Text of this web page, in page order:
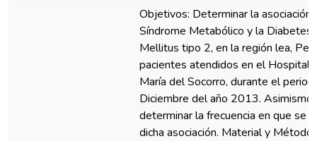
Objetivos: Determinar la asociación
Síndrome Metabólico y la Diabetes
Mellitus tipo 2, en la región lea,
pacientes atendidos en el Hospital
María del Socorro, durante el
Diciembre del año 2013. Asimismo,
determinar la frecuencia en que se
dicha asociación. Material y